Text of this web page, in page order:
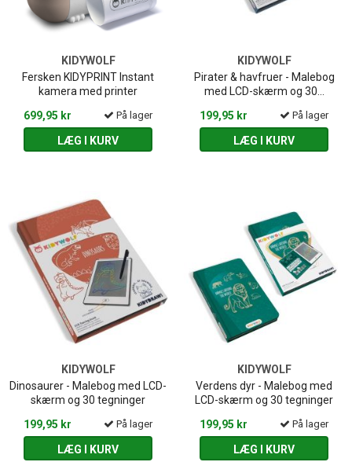
KIDYWOLF
Fersken KIDYPRINT Instant
kamera med printer
699,95 kr
På lager
LÆG I KURV
KIDYWOLF
Pirater & havfruer - Malebog
med LCD-skærm og 30...
199,95 kr
På lager
LÆG I KURV
KIDYWOLF
Dinosaurer - Malebog med LCD-
skærm og 30 tegninger
199,95 kr
På lager
LÆG I KURV
KIDYWOLF
Verdens dyr - Malebog med
LCD-skærm og 30 tegninger
199,95 kr
På lager
LÆG I KURV